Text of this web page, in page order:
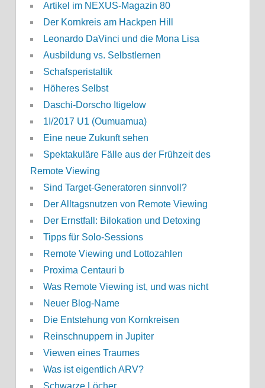
Artikel im NEXUS-Magazin 80
Der Kornkreis am Hackpen Hill
Leonardo DaVinci und die Mona Lisa
Ausbildung vs. Selbstlernen
Schafsperistaltik
Höheres Selbst
Daschi-Dorscho Itigelow
1I/2017 U1 (Oumuamua)
Eine neue Zukunft sehen
Spektakuläre Fälle aus der Frühzeit des
Remote Viewing
Sind Target-Generatoren sinnvoll?
Der Alltagsnutzen von Remote Viewing
Der Ernstfall: Bilokation und Detoxing
Tipps für Solo-Sessions
Remote Viewing und Lottozahlen
Proxima Centauri b
Was Remote Viewing ist, und was nicht
Neuer Blog-Name
Die Entstehung von Kornkreisen
Reinschnuppern in Jupiter
Viewen eines Traumes
Was ist eigentlich ARV?